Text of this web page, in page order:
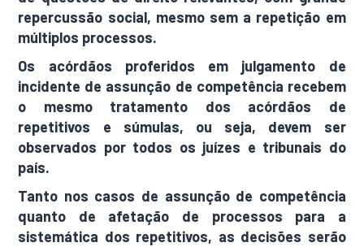
repercussão social, mesmo sem a repetição em
múltiplos processos.
Os acórdãos proferidos em julgamento de
incidente de assunção de competência recebem
o mesmo tratamento dos acórdãos de
repetitivos e súmulas, ou seja, devem ser
observados por todos os juízes e tribunais do
país.
Tanto nos casos de assunção de competência
quanto de afetação de processos para a
sistemática dos repetitivos, as decisões serão